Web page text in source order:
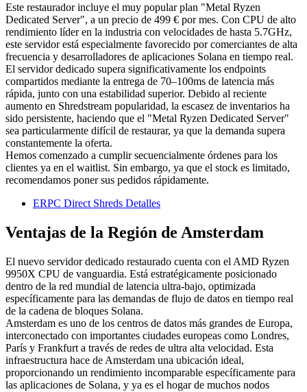
Este restaurador incluye el muy popular plan "Metal Ryzen
Dedicated Server", a un precio de 499 € por mes. Con CPU de alto
rendimiento líder en la industria con velocidades de hasta 5.7GHz,
este servidor está especialmente favorecido por comerciantes de alta
frecuencia y desarrolladores de aplicaciones Solana en tiempo real.
El servidor dedicado supera significativamente los endpoints
compartidos mediante la entrega de 70–100ms de latencia más
rápida, junto con una estabilidad superior. Debido al reciente
aumento en Shredstream popularidad, la escasez de inventarios ha
sido persistente, haciendo que el "Metal Ryzen Dedicated Server"
sea particularmente difícil de restaurar, ya que la demanda supera
constantemente la oferta.
Hemos comenzado a cumplir secuencialmente órdenes para los
clientes ya en el waitlist. Sin embargo, ya que el stock es limitado,
recomendamos poner sus pedidos rápidamente.
ERPC Direct Shreds Detalles
Ventajas de la Región de Amsterdam
El nuevo servidor dedicado restaurado cuenta con el AMD Ryzen
9950X CPU de vanguardia. Está estratégicamente posicionado
dentro de la red mundial de latencia ultra-bajo, optimizada
específicamente para las demandas de flujo de datos en tiempo real
de la cadena de bloques Solana.
Amsterdam es uno de los centros de datos más grandes de Europa,
interconectado con importantes ciudades europeas como Londres,
París y Frankfurt a través de redes de ultra alta velocidad. Esta
infraestructura hace de Amsterdam una ubicación ideal,
proporcionando un rendimiento incomparable específicamente para
las aplicaciones de Solana, y ya es el hogar de muchos nodos